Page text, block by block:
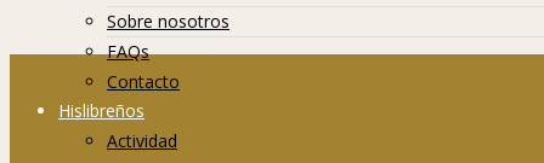
Sobre nosotros
FAQs
Contacto
Hislibreños
Actividad